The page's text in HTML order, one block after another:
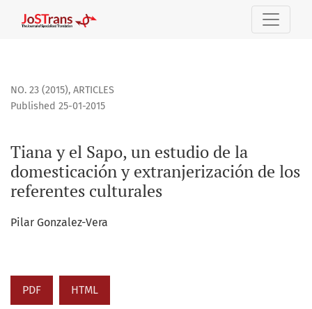
Tiana y el Sapo, un estudio de la domesticación y
NO. 23 (2015), ARTICLES
Tiana y el Sapo, un estudio de la
domesticación y extranjerización de los
referentes culturales
Published 25-01-2015
Pilar Gonzalez-Vera
PDF HTML